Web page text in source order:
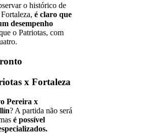
o histórico de
é claro que
desempenho
o Patriotas, com
x Fortaleza
Pereira x
? A partida não será
é possível